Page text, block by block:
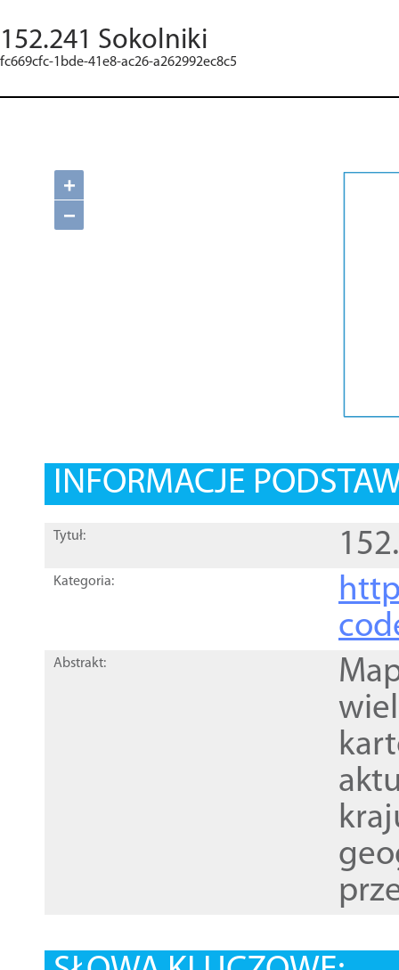
152.241 Sokolniki
fc669cfc-1bde-41e8-ac26-a262992ec8c5
+
−
INFORMACJE
Tytuł:
Kategoria:
Abstrakt: